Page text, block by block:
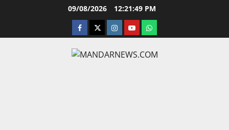
09/08/2026 12:21:50 PM
facebooktwitterinstagram.com
youtubewhatsapp